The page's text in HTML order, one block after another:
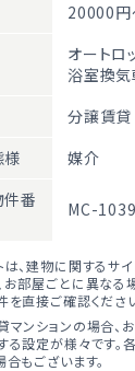
20000
オートロ
浴室換
分譲賃貸
様
媒介
件番
MC-1039
、建物に関するサイ
お部屋ごとに異なる
を直接ご確認くださ
ンションの場合、
る設定が様々です。
もございます。